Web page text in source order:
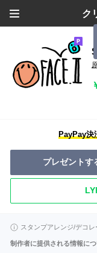
ク
PayPay決
プレゼントす
スタンプアレンジ/デコ
制作者に提供される情報に